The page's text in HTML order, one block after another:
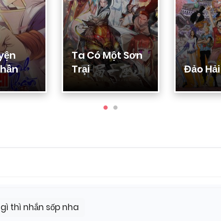
Ta Có Một Sơn
Trại
Đảo
xin tên với ạ (cũng lâu lắm rồi, chắc từ hồi mà
nu9 ngưỡng mộ (yêu thích) nữ minh tinh nên xin
cảm với nu9, minh tinh thích na9 và được ghép
thì nhắn sốp nha